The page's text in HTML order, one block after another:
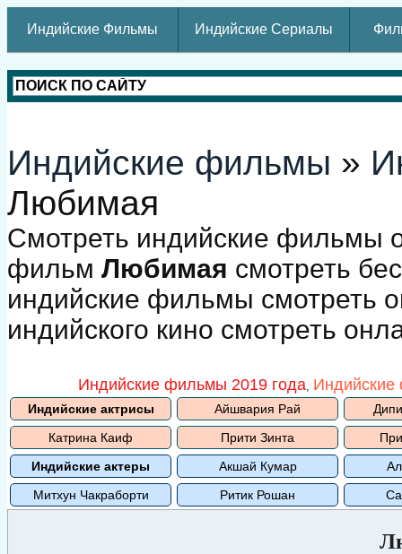
Индийские Фильмы Индийские Сериалы
Индийские фильмы »
Любимая
Смотреть индийские фильмы
фильм Любимая смотреть
индийские фильмы смотреть
индийского кино смотреть
Индийские фильмы 2019 года,
Индийские актрисы Айшвария Рай
Катрина Каиф
Прити Зинта
Индийские актеры
Акшай Кумар
Митхун Чакраборти
Ритик Рошан